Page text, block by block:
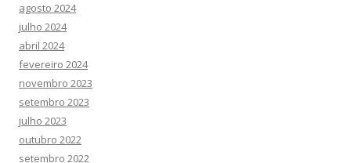
agosto 2024
julho 2024
abril 2024
fevereiro 2024
novembro 2023
setembro 2023
julho 2023
outubro 2022
setembro 2022